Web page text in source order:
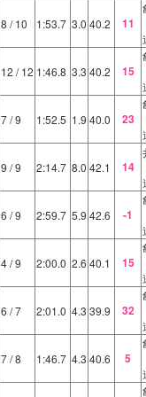
8 / 10 1:53.7 3.0 40.2 11
12 / 12 1:46.8 3.3 40.2 15
7/ 9 1:52.5 1.9 40.0 23
9 / 9 2:14.7 8.0 42.1 14
6 / 9 2:59.7 5.9 42.6 -1
4/ 9 2:00.0 2.6 40.1 15
6 / 7 2:01.0 4.3 39.9 32
7/ 8 1:46.7 4.3 40.6 5